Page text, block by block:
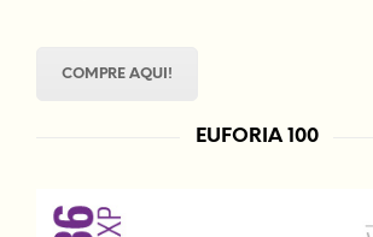
COMPRE AQUI!
EUFORIA 100